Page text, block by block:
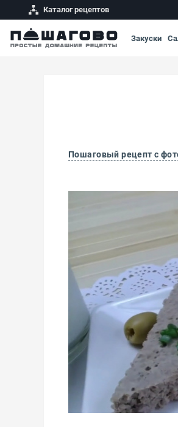
Каталог рецептов
Закуски
Пошаговый рецепт с